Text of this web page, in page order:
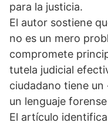
para la justicia.
El autor sostiene
no es un mero
compromete
tutela judicial
ciudadano tiene
un lenguaje
El artículo